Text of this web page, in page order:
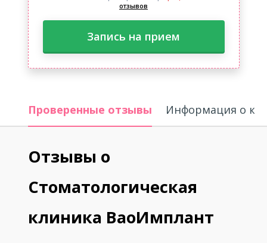
отзывов
Запись на прием
Проверенные отзывы Информация о
Отзывы о
Стоматологическая
клиника ВаоИмплант